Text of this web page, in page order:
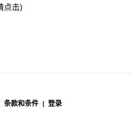
点击)
条款和条件 登录